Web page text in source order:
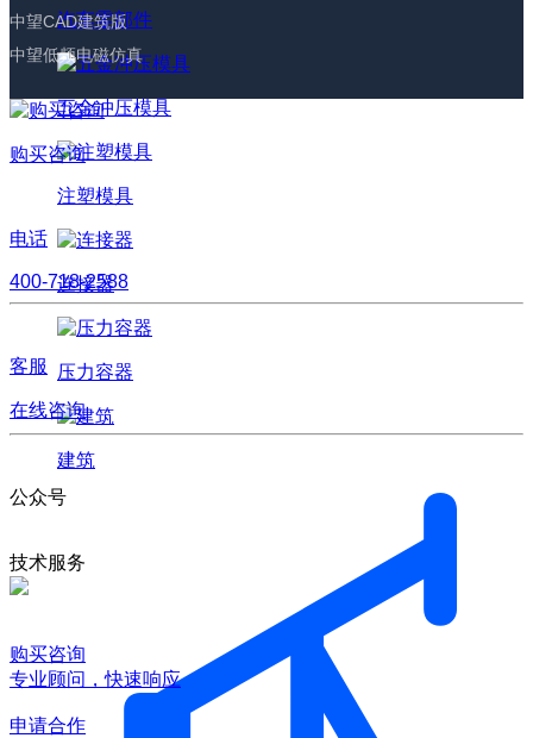
汽车零部件
五金冲压模具
注塑模具
连接器
压力容器
建筑
中望CAD建筑版
中望低频电磁仿真
购买咨询
电话
400-718-2588
客服
在线咨询
公众号
技术服务
购买咨询
专业顾问，快速响应
申请合作